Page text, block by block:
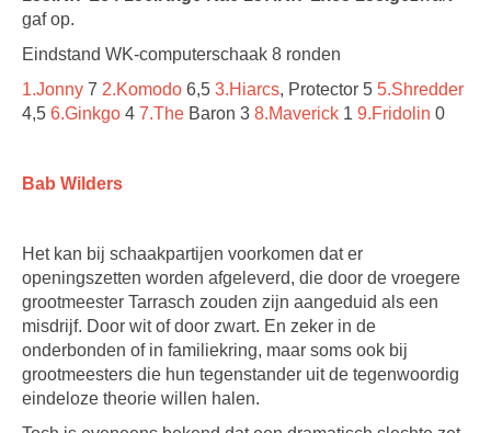
gaf op.
Eindstand WK-computerschaak 8 ronden
1.Jonny 7 2.Komodo 6,5 3.Hiarcs, Protector 5 5.Shredder
4,5 6.Ginkgo 4 7.The Baron 3 8.Maverick 1 9.Fridolin 0
Bab Wilders
Het kan bij schaakpartijen voorkomen dat er
openingszetten worden afgeleverd, die door de vroegere
grootmeester Tarrasch zouden zijn aangeduid als een
misdrijf. Door wit of door zwart. En zeker in de
onderbonden of in familiekring, maar soms ook bij
grootmeesters die hun tegenstander uit de tegenwoordig
eindeloze theorie willen halen.